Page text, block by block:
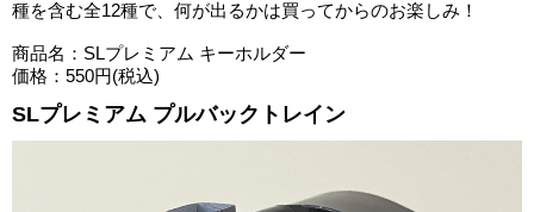
種を含む全12種で、何が出るかは買ってからのお楽しみ！
商品名：SLプレミアム キーホルダー
価格：550円(税込)
SLプレミアム プルバックトレイン